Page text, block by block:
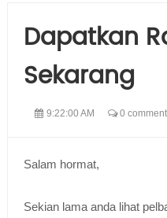
Dapatkan
Sekarang
9:22:00 AM 0 comment
Salam hormat,
Sekian lama anda lihat